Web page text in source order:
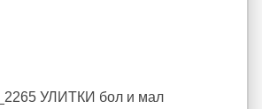
УЛИТКИ бол и мал